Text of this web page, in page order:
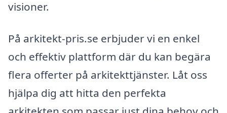
visioner.
På arkitekt-pris.se erbjuder vi en enkel
och effektiv plattform där du kan begära
flera offerter på arkitekttjänster. Låt oss
hjälpa dig att hitta den perfekta